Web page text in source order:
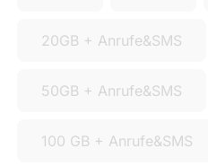
20GB + Anrufe&SMS
50GB + Anrufe&SMS
100 GB + Anrufe&SMS